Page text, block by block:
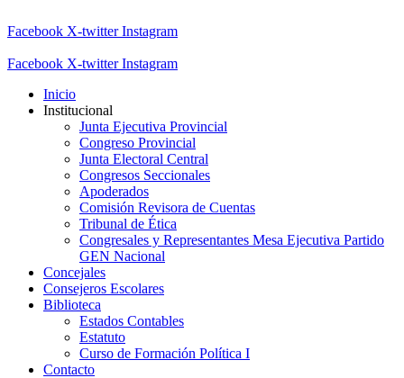
Facebook X-twitter Instagram
Facebook X-twitter Instagram
Inicio
Institucional
Junta Ejecutiva Provincial
Congreso Provincial
Junta Electoral Central
Congresos Seccionales
Apoderados
Comisión Revisora de Cuentas
Tribunal de Ética
Congresales y Representantes Mesa Ejecutiva Partido
GEN Nacional
Concejales
Consejeros Escolares
Biblioteca
Estados Contables
Estatuto
Curso de Formación Política I
Contacto